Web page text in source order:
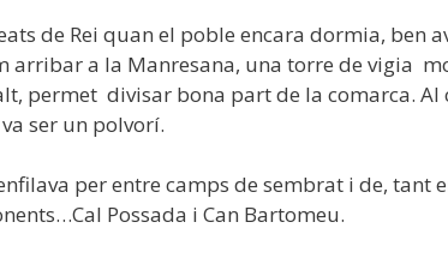
de Rei quan el poble encara dormia, ben
arribar a la Manresana, una torre de vigia
permet divisar bona part de la comarca. Al
ser un polvorí.
per entre camps de sembrat i de, tant
Possada i Can Bartomeu.